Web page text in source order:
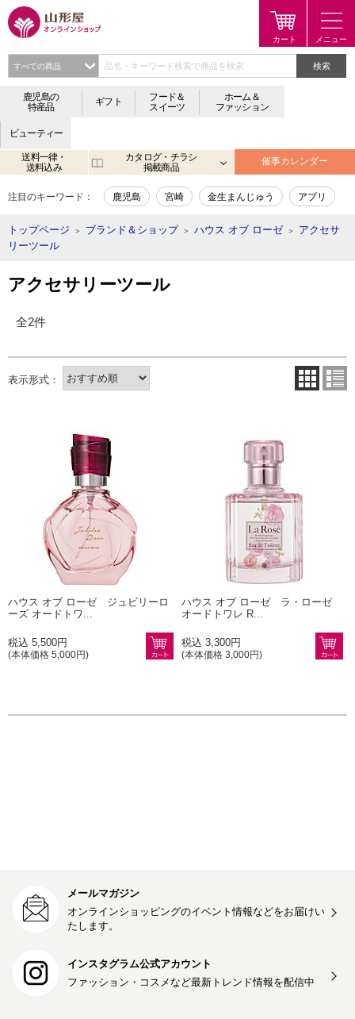
検索
鹿児島の
特産品
ギフト
フード＆
スイーツ
ホーム＆
ファッション
ビューティー
送料一律・
送料込み
カタログ・チラシ
掲載商品
催事カレンダー
注目のキーワード： 鹿児島 宮崎 金生まんじゅう アプリ
トップページ ＞ ブランド＆ショップ ＞ ハウス オブ ローゼ ＞
アクセサ
リーツール
アクセサリーツール
全2件
ハウス オブ ローゼ ジュビリーロ
ーズ オードトワ...
税込 5,500円
(本体価格 5,000円)
ハウス オブ ローゼ ラ・ローゼ
オードトワレ R...
税込 3,300円
(本体価格 3,000円)
メールマガジン
オンラインショッピングのイベント情報などをお届けい
たします。
インスタグラム公式アカウント
ファッション・コスメなど最新トレンド情報を配信中